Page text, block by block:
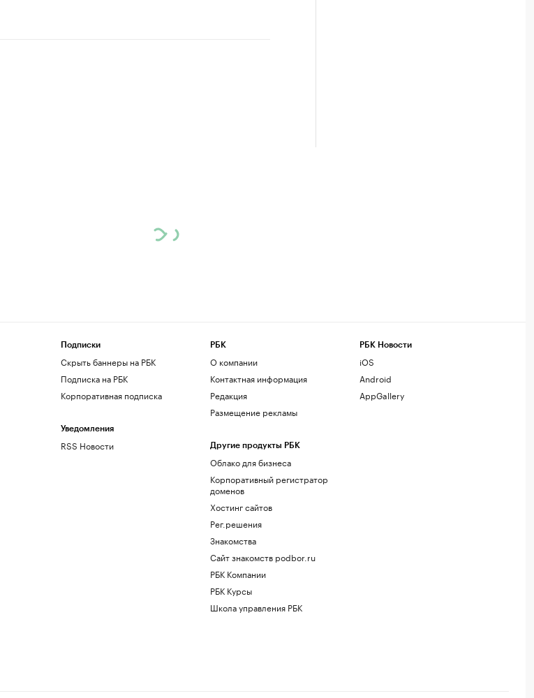
Подписки
Скрыть баннеры на РБК
Подписка на РБК
Корпоративная подписка
Уведомления
RSS Новости
РБК
О компании
Контактная информация
Редакция
Размещение рекламы
Другие продукты РБК
Облако для бизнеса
Корпоративный регистратор
доменов
Хостинг сайтов
Рег.решения
Знакомства
Сайт знакомств podbor.ru
РБК Компании
РБК Курсы
Школа управления РБК
РБК Новости
iOS
Android
AppGallery